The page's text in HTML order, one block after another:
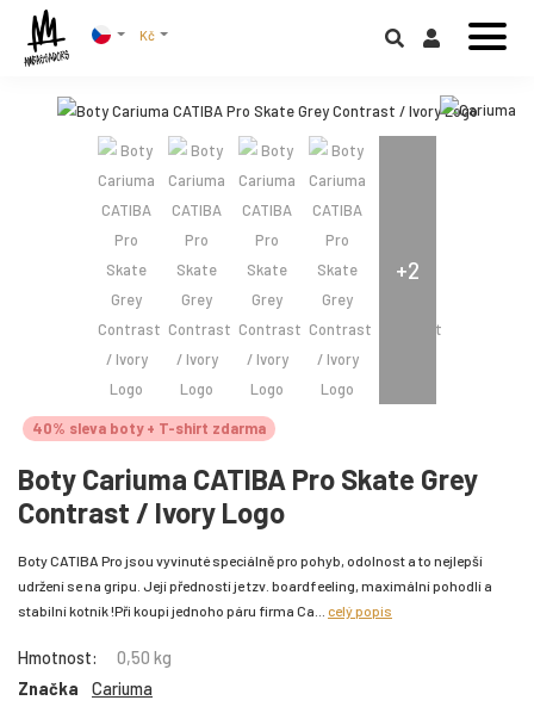
Kč
+2
40% sleva boty + T-shirt zdarma
Boty Cariuma CATIBA Pro Skate Grey
Contrast / Ivory Logo
Boty CATIBA Pro jsou vyvinuté speciálně pro pohyb, odolnost a to nejlepší
udržení se na gripu. Její předností je tzv. boardfeeling, maximální pohodlí a
stabilní kotník !Při koupi jednoho páru firma Ca... celý popis
Hmotnost:
0,50 kg
Značka
Cariuma